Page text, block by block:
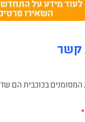
קשר
בכוכבית הם